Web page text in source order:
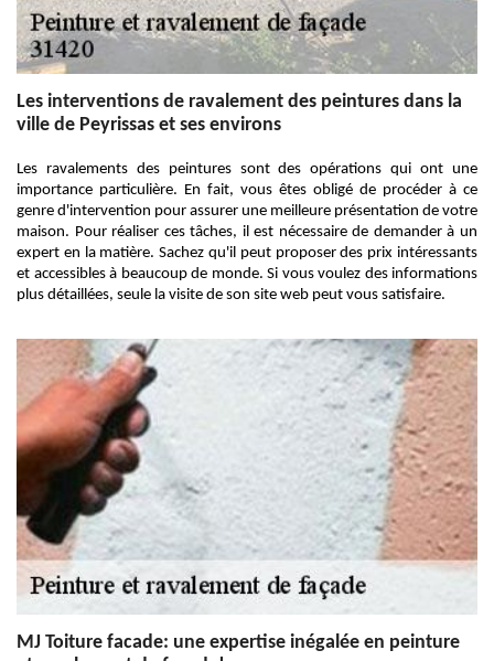
Les interventions de ravalement des peintures dans la
ville de Peyrissas et ses environs
Les ravalements des peintures sont des opérations qui ont une
importance particulière. En fait, vous êtes obligé de procéder à ce
genre d'intervention pour assurer une meilleure présentation de votre
maison. Pour réaliser ces tâches, il est nécessaire de demander à un
expert en la matière. Sachez qu'il peut proposer des prix intéressants
et accessibles à beaucoup de monde. Si vous voulez des informations
plus détaillées, seule la visite de son site web peut vous satisfaire.
MJ Toiture facade: une expertise inégalée en peinture